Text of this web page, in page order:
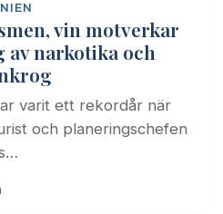
vin motverkar
narkotika och
varit ett rekordår när
och planeringschefen